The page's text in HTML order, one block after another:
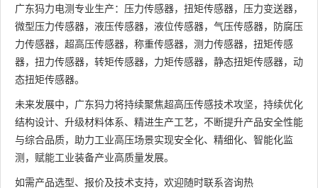
广东犸力电测专业生产：压力传感器，扭矩传感器，压力变送器，
微型压力传感器，液压传感器，液位传感器，气压传感器，防腐压
力传感器，超高压传感器，称重传感器，测力传感器，扭矩传感
器，扭力传感器，转矩传感器，力矩传感器，静态扭矩传感器，动
态扭矩传感器。
未来发展中，广东犸力将持续聚焦超高压传感技术攻坚，持续优化
结构设计、升级材料体系、精进生产工艺，不断提升产品安全性能
与综合品质，助力工业高压场景实现安全化、精细化、智能化监
测，赋能工业装备产业高质量发展。
如需产品选型、报价及技术支持，欢迎随时联系咨询热